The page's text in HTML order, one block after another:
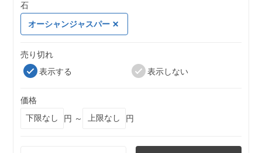
石
オーシャンジャスパー
売り切れ
表示する
表示しない
価格
円 ～
円